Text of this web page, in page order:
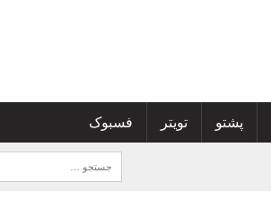
پشتو تویتر فسبوک